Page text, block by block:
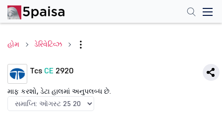
હોમ ડેરિવેટિવ્ઝ
Tcs CE 2920
માફ કરશો, ડેટા હાલમાં અનુપલબ્ધ છે.